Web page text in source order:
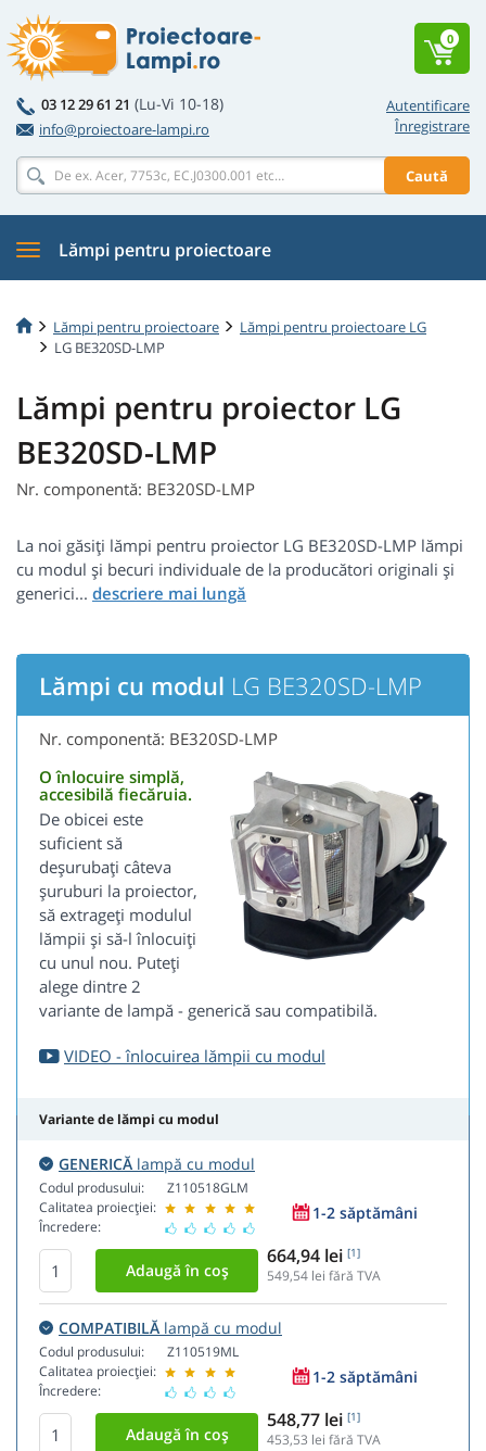
Autentificare
Înregistrare
03 12 29 61 21 (Lu-Vi 10-18)
info@proiectoare-lampi.ro
Caută
0
Lămpi pentru proiectoare
Lămpi pentru proiectoare
Lămpi pentru proiectoare LG
LG BE320SD-LMP
Lămpi pentru proiector LG
BE320SD-LMP
Nr. componentă: BE320SD-LMP
La noi găsiți lămpi pentru proiector LG BE320SD-LMP lămpi
cu modul și becuri individuale de la producători originali și
generici...
Lămpi cu modul LG BE320SD-LMP
Nr. componentă: BE320SD-LMP
O înlocuire simplă,
accesibilă fiecăruia.
De obicei este
suficient să
deșurubați câteva
șuruburi la proiector,
să extrageți modulul
lămpii și să-l înlocuiți
cu unul nou. Puteți
alege dintre 2
variante de lampă - generică sau compatibilă.
VIDEO - înlocuirea lămpii cu modul
Variante de lămpi cu modul
GENERICĂ lampă cu modul
Codul produsului:
Calitatea proiecției:
Încredere:
Z110518GLM
1-2 săptămâni
664,94 lei [1]
549,54 lei fără TVA
COMPATIBILĂ lampă cu modul
Codul produsului:
Calitatea proiecției:
Încredere:
Z110519ML
1-2 săptămâni
548,77 lei [1]
453,53 lei fără TVA